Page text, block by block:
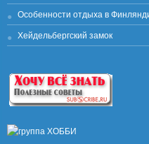
Особенности отдыха в
Хейдельбергский замок